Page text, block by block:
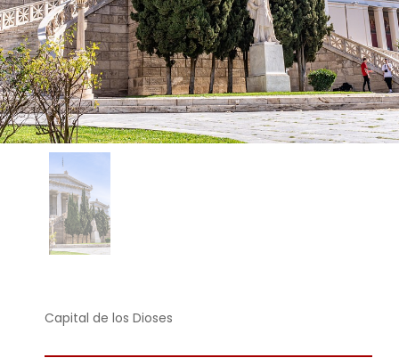
Capital de los Dioses